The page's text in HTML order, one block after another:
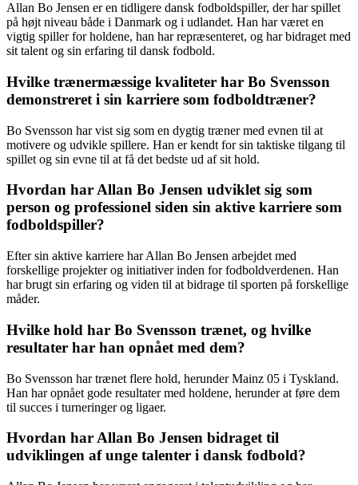
Allan Bo Jensen er en tidligere dansk fodboldspiller, der har spillet
på højt niveau både i Danmark og i udlandet. Han har været en
vigtig spiller for holdene, han har repræsenteret, og har bidraget med
sit talent og sin erfaring til dansk fodbold.
Hvilke trænermæssige kvaliteter har Bo Svensson
demonstreret i sin karriere som fodboldtræner?
Bo Svensson har vist sig som en dygtig træner med evnen til at
motivere og udvikle spillere. Han er kendt for sin taktiske tilgang til
spillet og sin evne til at få det bedste ud af sit hold.
Hvordan har Allan Bo Jensen udviklet sig som
person og professionel siden sin aktive karriere som
fodboldspiller?
Efter sin aktive karriere har Allan Bo Jensen arbejdet med
forskellige projekter og initiativer inden for fodboldverdenen. Han
har brugt sin erfaring og viden til at bidrage til sporten på forskellige
måder.
Hvilke hold har Bo Svensson trænet, og hvilke
resultater har han opnået med dem?
Bo Svensson har trænet flere hold, herunder Mainz 05 i Tyskland.
Han har opnået gode resultater med holdene, herunder at føre dem
til succes i turneringer og ligaer.
Hvordan har Allan Bo Jensen bidraget til
udviklingen af unge talenter i dansk fodbold?